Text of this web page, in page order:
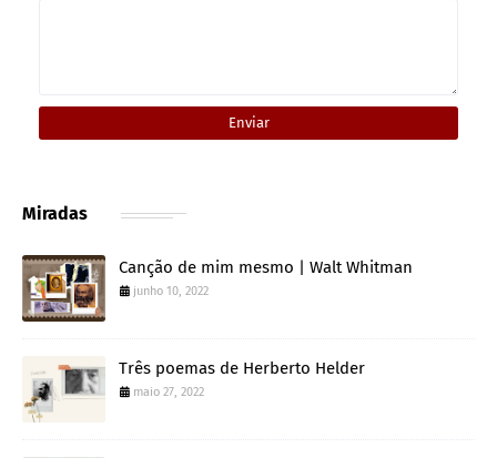
Miradas
Canção de mim mesmo | Walt Whitman
junho 10, 2022
Três poemas de Herberto Helder
maio 27, 2022